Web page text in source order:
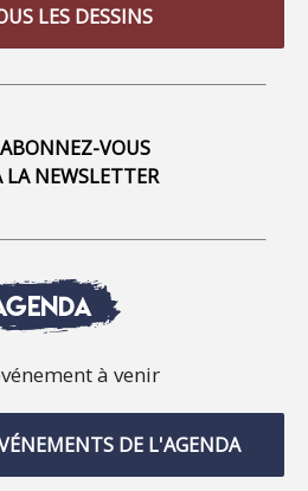
LES DESSINS
ABONNEZ-VOUS
LA NEWSLETTER
à venir
DE L'AGENDA